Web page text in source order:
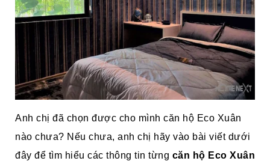
Anh chị đã chọn được cho mình căn hộ Eco Xuân
nào chưa? Nếu chưa, anh chị hãy vào bài viết dưới
đây để tìm hiểu các thông tin từng căn hộ Eco Xuân